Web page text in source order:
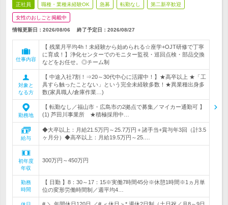
正社員 職種・業種未経験OK 急募 転勤なし 第二新卒歓迎
女性のおしごと掲載中
情報更新日：2026/08/06 終了予定日： 2026/08/27
仕事内容
【 残業月平均4h！未経験から始められる☆座学+OJT研修で丁寧
に育成！】浄化センターでのモニター監視・巡回点検・部品交換
などをお任せ。◎チーム制
対象と
なる方
【 中途入社7割！⇒20～30代中心に活躍中！】★高卒以上 ★「工
具すら触ったことない」という完全未経験多数！★異業種出身多
数(家具職人/倉庫作業…)
勤務地
【 転勤なし／福山市・広島市の2拠点で募集／マイカー通勤可 】
(1) 芦田川事業所 ★積極採用中…
給与
◆大卒以上：月給21.5万円～25.7万円＋諸手当+賞与年3回（計3.5
ヶ月分）◆高卒以上：月給19.5万円～25.…
初年度
年収
300万円～450万円
勤務
時間
【 日勤 】8：30～17：15※実働7時間45分※休憩1時間※1ヵ月単
位の変形労働時間制／週平均4…